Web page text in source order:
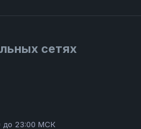
сетях
до 23:00 МСК